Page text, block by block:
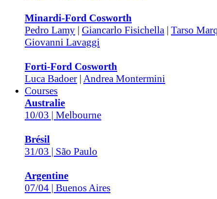
Minardi-Ford Cosworth
Pedro Lamy | Giancarlo Fisichella | Tarso
Giovanni Lavaggi
Forti-Ford Cosworth
Luca Badoer | Andrea Montermini
Courses
Australie
10/03 | Melbourne
Brésil
31/03 | São Paulo
Argentine
07/04 | Buenos Aires